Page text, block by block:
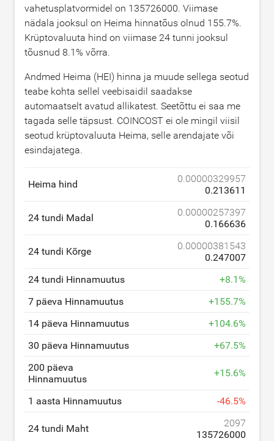
vahetusplatvormidel on 135726000. Viimase
nädala jooksul on Heima hinnatõus olnud 155.7%.
Krüptovaluuta hind on viimase 24 tunni jooksul
tõusnud 8.1% võrra.
Andmed Heima (HEI) hinna ja muude sellega seotud
teabe kohta sellel veebisaidil saadakse
automaatselt avatud allikatest. Seetõttu ei saa me
tagada selle täpsust. COINCOST ei ole mingil viisil
seotud krüptovaluuta Heima, selle arendajate või
esindajatega.
Heima hind
0.00000329957
0.213611
24 tundi Madal
0.00000257397
0.166636
24 tundi Kõrge
0.00000381543
0.247007
24 tundi Hinnamuutus
+8.1%
7 päeva Hinnamuutus
+155.7%
14 päeva Hinnamuutus
+104.6%
30 päeva Hinnamuutus
+67.5%
200 päeva
Hinnamuutus
+15.6%
1 aasta Hinnamuutus -46.5%
24 tundi Maht
2097
135726000